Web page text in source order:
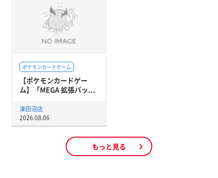
ポケモンカードゲーム
【ポケモンカードゲー
ム】「MEGA 拡張パッ...
津田沼店
2026.08.06
もっと見る